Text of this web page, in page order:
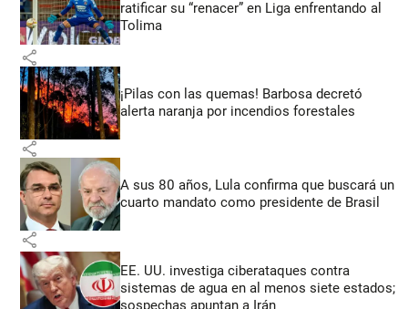
ratificar su “renacer” en Liga enfrentando al
Tolima
share
¡Pilas con las quemas! Barbosa decretó
alerta naranja por incendios forestales
share
A sus 80 años, Lula confirma que buscará un
cuarto mandato como presidente de Brasil
share
EE. UU. investiga ciberataques contra
sistemas de agua en al menos siete estados;
sospechas apuntan a Irán